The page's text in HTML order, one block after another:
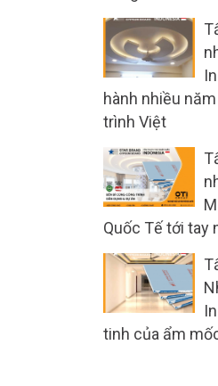
hành nhiều
trình Việt
Quốc Tế tới tay
tinh của ẩm